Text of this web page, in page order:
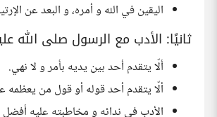
اليقين في الله و أمره، و البعد عن
ثانيًا: الأدب مع الرسول صلى
ألّا يتقدم أحد بين يديه بأمر و لا نهي.
ألّا يتقدم أحد قوله أو قول من يعظمه
الأدب في ندائه و مخاطبته عليه أفضل